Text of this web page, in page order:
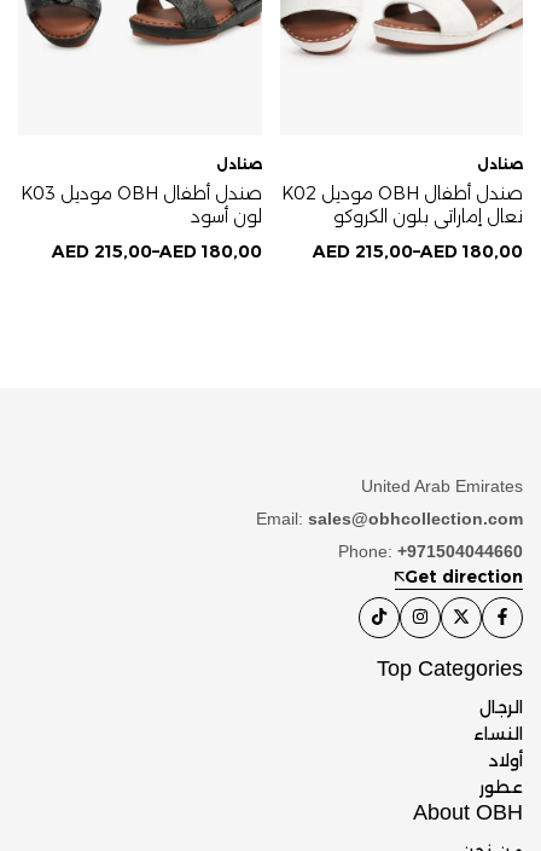
صنادل
صندل أطفال OBH موديل K02
نعال إماراتي بلون الكروكو
AED 180,00
–
AED 215,00
صنادل
صندل أطفال OBH موديل K03
لون أسود
AED180,00
–
AED215,00
United Arab Emirates
Email: sales@obhcollection.com
Phone: +971504044660
Get direction
Top Categories
الرجال
النساء
أولاد
عطور
About OBH